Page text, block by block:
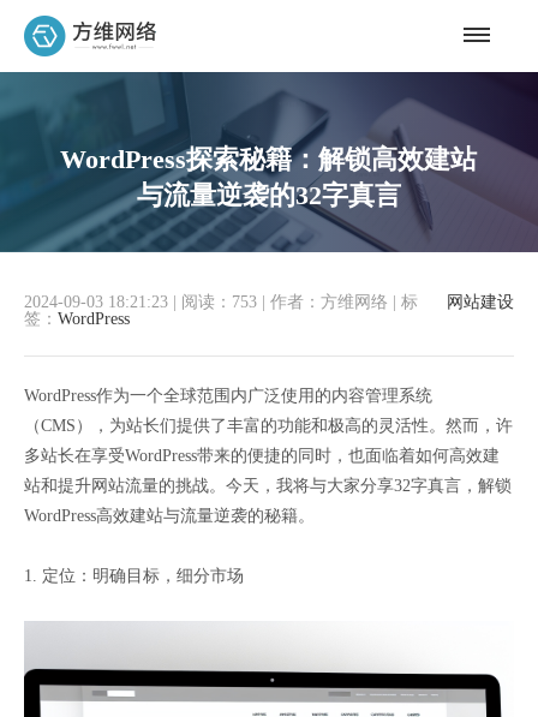
WordPress探索秘籍：解锁高效建站
与流量逆袭的32字真言
网站建设
2024-09-03 18:21:23 阅读：753 作者：方维网络
标
签： WordPress
WordPress作为一个全球范围内广泛使用的内容管理系统
（CMS），为站长们提供了丰富的功能和极高的灵活性。然而，许
多站长在享受WordPress带来的便捷的同时，也面临着如何高效建
站和提升网站流量的挑战。今天，我将与大家分享32字真言，解锁
WordPress高效建站与流量逆袭的秘籍。
1. 定位：明确目标，细分市场